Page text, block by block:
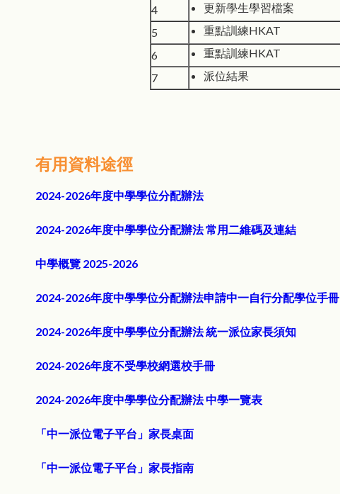
4
更新學生學習檔案
5
重點訓練HKAT
6
重點訓練HKAT
7
派位結果
有用資料途徑
2024-2026年度中學學位分配辦法
2024-2026年度中學學位分配辦法 常用二維碼及連結
中學概覽 2025-2026
2024-2026年度中學學位分配辦法申請中一自行分配學位手冊
2024-2026年度中學學位分配辦法 統一派位家長須知
2024-2026年度不受學校網選校手冊
2024-2026年度中學學位分配辦法 中學一覽表
「中一派位電子平台」家長桌面
「中一派位電子平台」家長指南